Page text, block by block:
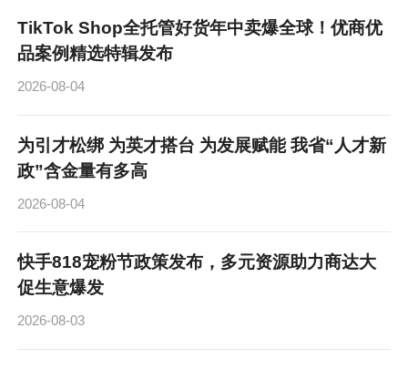
TikTok Shop全托管好货年中卖爆全球！优商优
品案例精选特辑发布
2026-08-04
为引才松绑 为英才搭台 为发展赋能 我省“人才新
政”含金量有多高
2026-08-04
快手818宠粉节政策发布，多元资源助力商达大
促生意爆发
2026-08-03